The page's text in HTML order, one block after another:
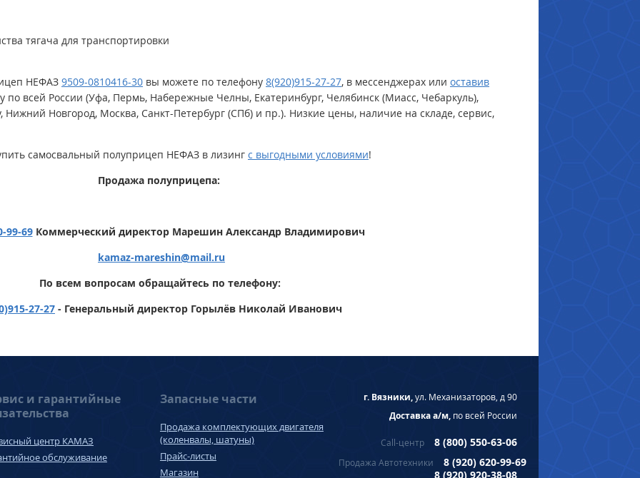
тягача для транспортировки
НЕФАЗ 9509-0810416-30 вы можете по телефону 8(920)915-27-27, в мессенджерах или оставив
по всей России (Уфа, Пермь, Набережные Челны, Екатеринбург, Челябинск (Миасс, Чебаркуль),
Нижний Новгород, Москва, Санкт-Петербург (СПб) и пр.). Низкие цены, наличие на складе, сервис,
самосвальный полуприцеп НЕФАЗ в лизинг с выгодными условиями!
Продажа полуприцепа:
99-69 Коммерческий директор Марешин Александр Владимирович
kamaz-mareshin@mail.ru
По всем вопросам обращайтесь по телефону:
27-27 - Генеральный директор Горылёв Николай Иванович
и гарантийные
центр КАМАЗ
обслуживание
Запасные части
Продажа комплектующих двигателя
(коленвалы, шатуны)
Прайс-листы
Магазин
г. Вязники,ул. Механизаторов, д 90
Доставка а/м, по всей России
Call-центр 8 (800) 550-63-06
Продажа Автотехники
8 (920) 620-99-69
8 (920) 920-38-08